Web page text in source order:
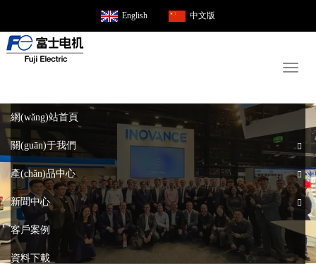
English 中文版
網(wǎng)站首頁
關(guān)于我們
產(chǎn)品中心
新聞中心
客戶案例
資料下載